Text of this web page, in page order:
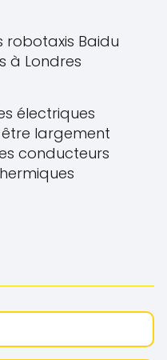
robotaxis Baidu
à Londres
électriques
largement
conducteurs